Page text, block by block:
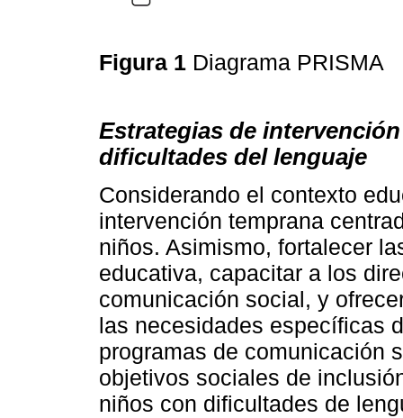
Figura 1 Diagrama PRISMA
Estrategias de
dificultades del lenguaje
Considerando el contexto
intervención temprana
niños. Asimismo, fortalecer
educativa, capacitar a los
comunicación social, y
las necesidades específicas
programas de comunicación
objetivos sociales de
niños con dificultades de